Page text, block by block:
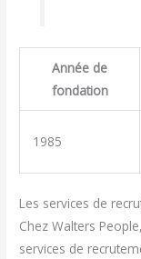
Année de
fondation
1985
Les services de
Chez Walters
services de